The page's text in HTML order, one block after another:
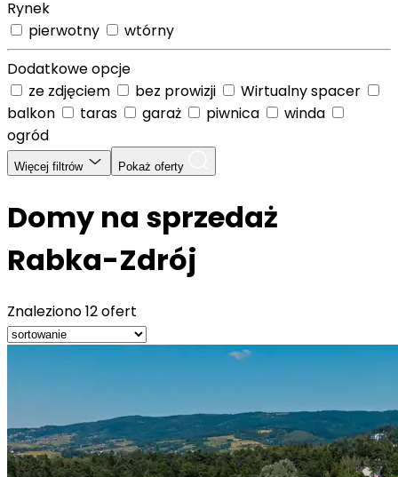
Rynek
pierwotny
wtórny
Dodatkowe opcje
ze zdjęciem
bez prowizji
Wirtualny spacer
balkon
taras garaż piwnica
winda
ogród
Więcej filtrów Pokaż oferty
Domy na sprzedaż
Rabka-Zdrój
Znaleziono12 ofert